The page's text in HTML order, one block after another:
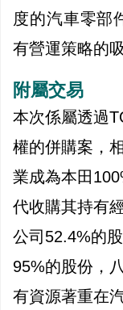
度的汽車零部
有營運策略的
附屬交易
本次係屬透過
權的併購案，
業成為本田
代收購其持有
公司52.4%的
95%的股份，
有資源著重在